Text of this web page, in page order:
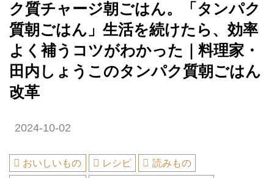
ク質チャージ朝ごはん。「タンパク
質朝ごはん」生活を続けたら、効率
よく補うコツがわかった｜料理家・
田内しょうこのタンパク質朝ごはん
改革
2024-10-02
おいしいもの レシピ
読みもの